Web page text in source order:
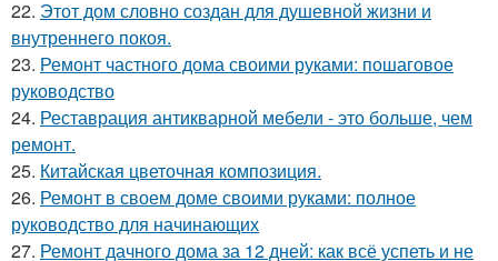
22. Этот дом словно создан для душевной жизни и
внутреннего покоя.
23. Ремонт частного дома своими руками: пошаговое
руководство
24. Реставрация антикварной мебели - это больше, чем
ремонт.
25. Китайская цветочная композиция.
26. Ремонт в своем доме своими руками: полное
руководство для начинающих
27. Ремонт дачного дома за 12 дней: как всё успеть и не